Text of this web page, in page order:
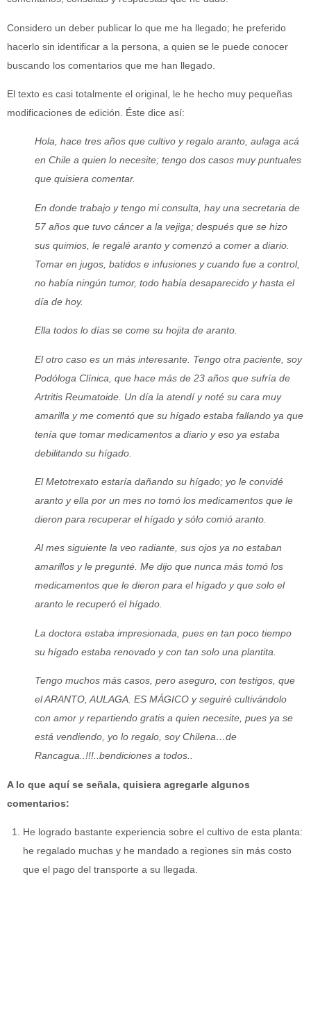
Considero un deber publicar lo que me ha llegado; he preferido
hacerlo sin identificar a la persona, a quien se le puede conocer
buscando los comentarios que me han llegado.
El texto es casi totalmente el original, le he hecho muy pequeñas
modificaciones de edición. Éste dice así:
Hola, hace tres años que cultivo y regalo aranto, aulaga acá
en Chile a quien lo necesite; tengo dos casos muy puntuales
que quisiera comentar.
En donde trabajo y tengo mi consulta, hay una secretaria de
57 años que tuvo cáncer a la vejiga; después que se hizo
sus quimios, le regalé aranto y comenzó a comer a diario.
Tomar en jugos, batidos e infusiones y cuando fue a control,
no había ningún tumor, todo había desaparecido y hasta el
día de hoy.
Ella todos lo días se come su hojita de aranto.
El otro caso es un más interesante. Tengo otra paciente, soy
Podóloga Clínica, que hace más de 23 años que sufría de
Artritis Reumatoide. Un día la atendí y noté su cara muy
amarilla y me comentó que su hígado estaba fallando ya que
tenía que tomar medicamentos a diario y eso ya estaba
debilitando su hígado.
El Metotrexato estaría dañando su hígado; yo le convidé
aranto y ella por un mes no tomó los medicamentos que le
dieron para recuperar el hígado y sólo comió aranto.
Al mes siguiente la veo radiante, sus ojos ya no estaban
amarillos y le pregunté. Me dijo que nunca más tomó los
medicamentos que le dieron para el hígado y que solo el
aranto le recuperó el hígado.
La doctora estaba impresionada, pues en tan poco tiempo
su hígado estaba renovado y con tan solo una plantita.
Tengo muchos más casos, pero aseguro, con testigos, que
el ARANTO, AULAGA. ES MÁGICO y seguiré cultivándolo
con amor y repartiendo gratis a quien necesite, pues ya se
está vendiendo, yo lo regalo, soy Chilena…de
Rancagua..!!!..bendiciones a todos..
A lo que aquí se señala, quisiera agregarle algunos
comentarios:
He logrado bastante experiencia sobre el cultivo de esta planta:
he regalado muchas y he mandado a regiones sin más costo
que el pago del transporte a su llegada.